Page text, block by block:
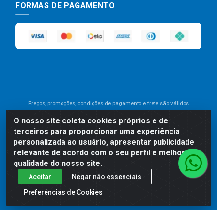
O nosso site coleta cookies próprios e de
terceiros para proporcionar uma experiência
personalizada ao usuário, apresentar publicidade
relevante de acordo com o seu perfil e melhorar a
qualidade do nosso site.
Aceitar
Negar não essenciais
Preferências de Cookies
FORMAS DE PAGAMENTO
Preços, promoções, condições de pagamento e frete são válidos
divergência de preço de um produto, será válido o preço que for
exibido no carrinho de compras do site no momento do pagamento.
As vendas estão sujeitas a análise e disponibilidade do estoque.
Imagens de produtos meramente ilustrativas.
Comercial de Construção 2001 LTDA - Av. Congresso
Eucarístico, 1179 - São José, Carpina - PE - CEP: 55811-
000 - 70.220.389/0001-66